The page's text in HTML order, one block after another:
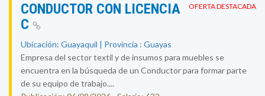
OFERTA DESTACADA
CONDUCTOR CON LICENCIA
C
Ubicación: Guayaquil | Provincia : Guayas
Empresa del sector textil y de insumos para muebles se
encuentra en la búsqueda de un Conductor para formar parte
de su equipo de trabajo....